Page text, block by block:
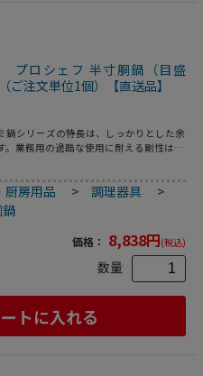
ロシェフ 半寸胴鍋（目盛
ご注文単位1個）【直送品】
シリーズの特長は、しっかりとした余
。業務用の過酷な使用に耐える剛性はも
ムラなく伝わるので、コゲつきにくく、
用のエントリーモデルです。●アルミは
で（ステンレスの約13倍）、鍋全体
れます。内部の温度差が少なく、スープ
。板厚が厚いほど熱が分散してコゲつき
重量：2．1kg●容量：10L
厨房用品 >調理器具
>
価格： 8,838円(税込)
数量
トに入れる